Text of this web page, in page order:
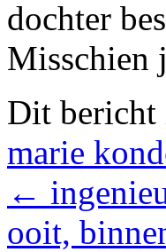
dochter
Misschien
Dit bericht
marie
←
ooit,